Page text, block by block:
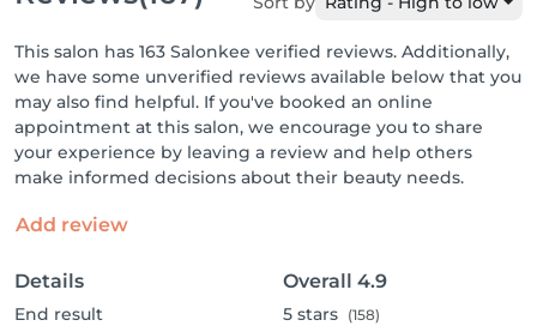
This salon has 163 Salonkee verified reviews. Additionally,
we have some unverified reviews available below that you
may also find helpful. If you've booked an online
appointment at this salon, we encourage you to share
your experience by leaving a review and help others
make informed decisions about their beauty needs.
Add review
Details
End result
Overall 4.9
5 stars (158)